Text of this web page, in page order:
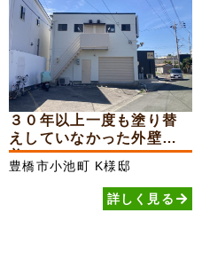
３０年以上一度も塗り替
えしていなかった外壁が
美...
豊橋市小池町 K様邸
詳しく見る